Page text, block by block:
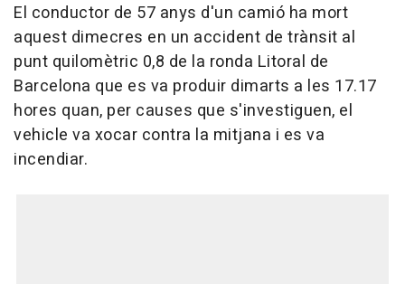
El conductor de 57 anys d'un camió ha mort
aquest dimecres en un accident de trànsit al
punt quilomètric 0,8 de la ronda Litoral de
Barcelona que es va produir dimarts a les 17.17
hores quan, per causes que s'investiguen, el
vehicle va xocar contra la mitjana i es va
incendiar.